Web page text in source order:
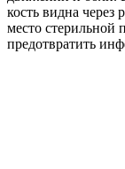
кость видна через
место стерильной
предотвратить